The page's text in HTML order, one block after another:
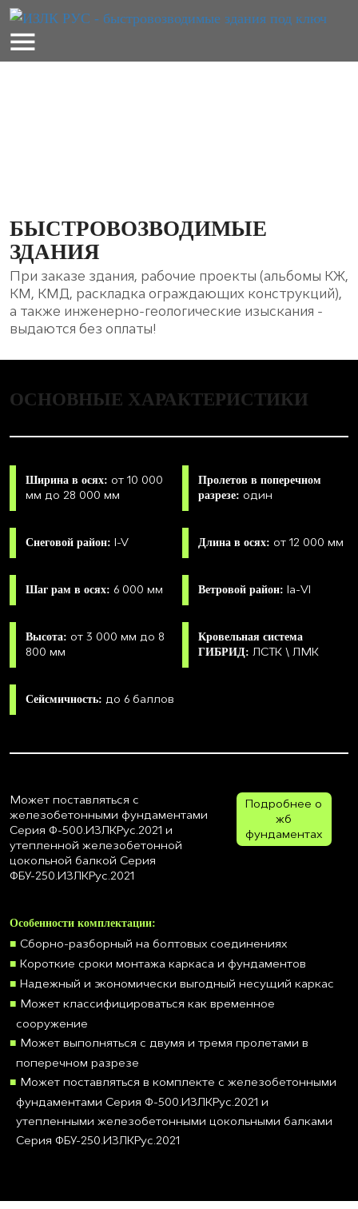
БЫСТРОВОЗВОДИМЫЕ
ЗДАНИЯ
При заказе здания, рабочие проекты (альбомы КЖ,
КМ, КМД, раскладка ограждающих конструкций),
а также инженерно-геологические изыскания -
выдаются без оплаты!
ОСНОВНЫЕ ХАРАКТЕРИСТИКИ
Ширина в осях: от 10 000
мм до 28 000 мм
Пролетов в поперечном
разрезе: один
Снеговой район: I-V Длина в осях: от 12 000 мм
Шаг рам в осях: 6 000 мм Ветровой район: Iа-VI
Высота: от 3 000 мм до 8
800 мм
Кровельная система
ГИБРИД: ЛСТК \ ЛМК
Сейсмичность: до 6 баллов
Может поставляться с
железобетонными фундаментами
Серия Ф-500.ИЗЛКРус.2021 и
утепленной железобетонной
цокольной балкой Серия
ФБУ-250.ИЗЛКРус.2021
Подробнее о
жб
фундаментах
Особенности комплектации:
Сборно-разборный на болтовых соединениях
Короткие сроки монтажа каркаса и фундаментов
Надежный и экономически выгодный несущий каркас
Может классифицироваться как временное
сооружение
Может выполняться с двумя и тремя пролетами в
поперечном разрезе
Может поставляться в комплекте с железобетонными
фундаментами Серия Ф-500.ИЗЛКРус.2021 и
утепленными железобетонными цокольными балками
Серия ФБУ-250.ИЗЛКРус.2021